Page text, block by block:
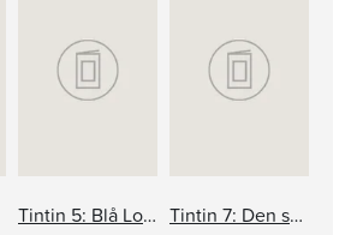
Tintin 5: Blå Lotus Tintin 7: Den svarta ön